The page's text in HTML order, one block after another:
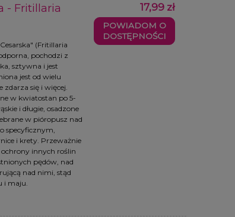
- Fritillaria
(Fritillaria
pochodzi z
sztywna i jest
jest od wielu
się i więcej.
w kwiatostan po 5-
i długie, osadzone
w pióropusz nad
specyficznym,
i krety. Przeważnie
innych roślin
pędów, nad
nad nimi, stąd
i maju.
17,99 zł
POWIADOM O
DOSTĘPNOŚCI